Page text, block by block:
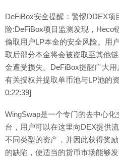
DeFiBox安全提醒：警惕DDEX
险:DeFiBox项目监测发现，Heco
偷取用户LP本金的安全风险。用
取后部分本金将会被盗取至其他
金遭受损失。DeFiBox提醒广大
有关授权并提取单币池与LP池的
0:22:39]
WingSwap是一个专门的去中心
台，用户可以在这里向DEX提供
不同类型的资产，并因此获得奖
的缺陷，使适当的货币市场能够